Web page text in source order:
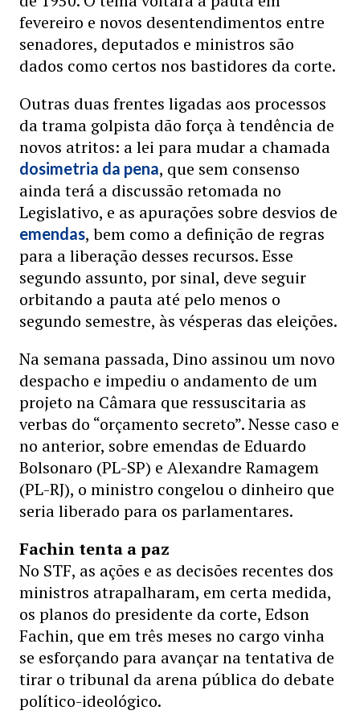
fevereiro e novos desentendimentos entre
senadores, deputados e ministros são
dados como certos nos bastidores da corte.
Outras duas frentes ligadas aos processos
da trama golpista dão força à tendência de
novos atritos: a lei para mudar a chamada
dosimetria da pena, que sem consenso
ainda terá a discussão retomada no
Legislativo, e as apurações sobre desvios de
emendas, bem como a definição de regras
para a liberação desses recursos. Esse
segundo assunto, por sinal, deve seguir
orbitando a pauta até pelo menos o
segundo semestre, às vésperas das eleições.
Na semana passada, Dino assinou um novo
despacho e impediu o andamento de um
projeto na Câmara que ressuscitaria as
verbas do “orçamento secreto”. Nesse caso e
no anterior, sobre emendas de Eduardo
Bolsonaro (PL-SP) e Alexandre Ramagem
(PL-RJ), o ministro congelou o dinheiro que
seria liberado para os parlamentares.
Fachin tenta a paz
No STF, as ações e as decisões recentes dos
ministros atrapalharam, em certa medida,
os planos do presidente da corte, Edson
Fachin, que em três meses no cargo vinha
se esforçando para avançar na tentativa de
tirar o tribunal da arena pública do debate
político-ideológico.